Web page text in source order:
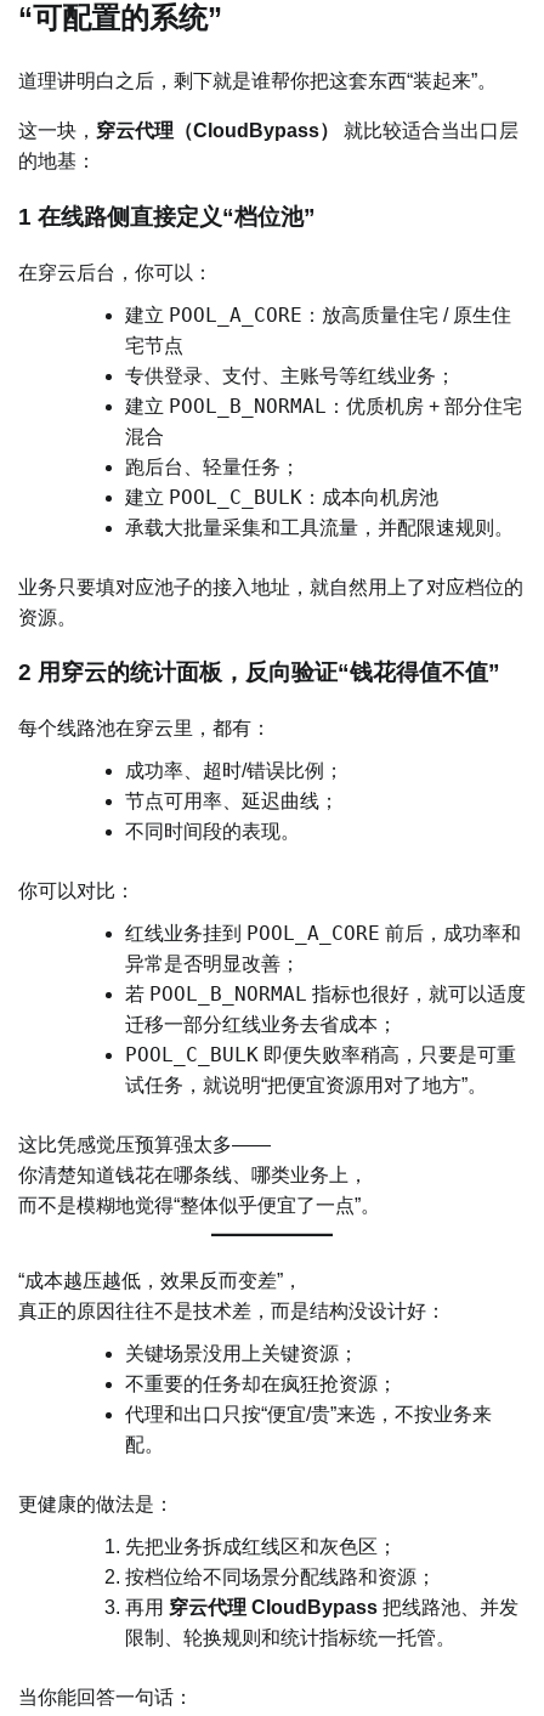
“可配置的系统”
道理讲明白之后，剩下就是谁帮你把这套东西“装起来”。
这一块， 穿云代理（CloudBypass）
就比较适合当出口层
的地基：
1 在线路侧直接定义“档位池”
在穿云后台，你可以：
建立 POOL_A_CORE ：放高质量住宅 / 原生住
宅节点
专供登录、支付、主账号等红线业务；
建立 POOL_B_NORMAL
：优质机房 + 部分住宅
混合
跑后台、轻量任务；
建立 POOL_C_BULK ：成本向机房池
承载大批量采集和工具流量，并配限速规则。
业务只要填对应池子的接入地址，就自然用上了对应档位的
资源。
2 用穿云的统计面板，反向验证“钱花得值不值”
每个线路池在穿云里，都有：
成功率、超时/错误比例；
节点可用率、延迟曲线；
不同时间段的表现。
你可以对比：
红线业务挂到 POOL_A_CORE 前后，成功率和
异常是否明显改善；
若 POOL_B_NORMAL 指标也很好，就可以适度
迁移一部分红线业务去省成本；
POOL_C_BULK 即便失败率稍高，只要是可重
试任务，就说明“把便宜资源用对了地方”。
这比凭感觉压预算强太多——
你清楚知道钱花在哪条线、哪类业务上，
而不是模糊地觉得“整体似乎便宜了一点”。
“成本越压越低，效果反而变差”，
真正的原因往往不是技术差，而是结构没设计好：
关键场景没用上关键资源；
不重要的任务却在疯狂抢资源；
代理和出口只按“便宜/贵”来选，不按业务来
配。
更健康的做法是：
先把业务拆成红线区和灰色区；
按档位给不同场景分配线路和资源；
再用 穿云代理 CloudBypass 把线路池、并发
限制、轮换规则和统计指标统一托管。
当你能回答一句话：